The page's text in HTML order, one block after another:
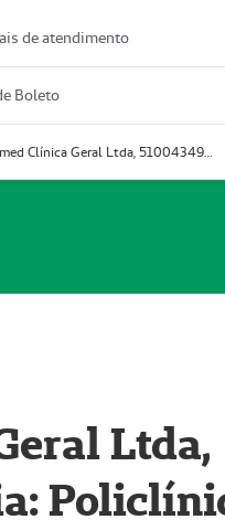
de atendimento
Boleto
Prestador: Vipmed Clínica Geral Ltda, 51004349-0 (Nome Fantasia: Policlínica Master)
Ltda,